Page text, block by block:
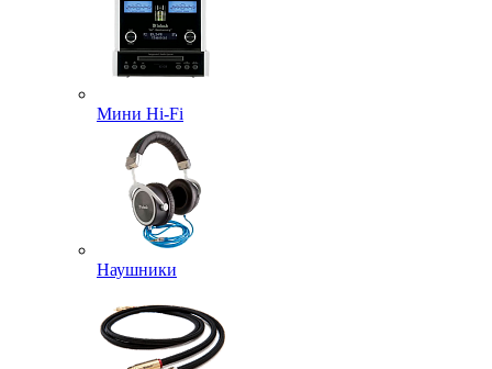
Мини Hi-Fi
Наушники